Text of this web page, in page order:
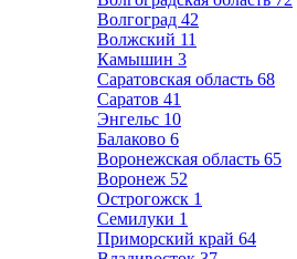
Волгоград 42
Волжский 11
Камышин 3
Саратовская область 68
Саратов 41
Энгельс 10
Балаково 6
Воронежская область 65
Воронеж 52
Острогожск 1
Семилуки 1
Приморский край 64